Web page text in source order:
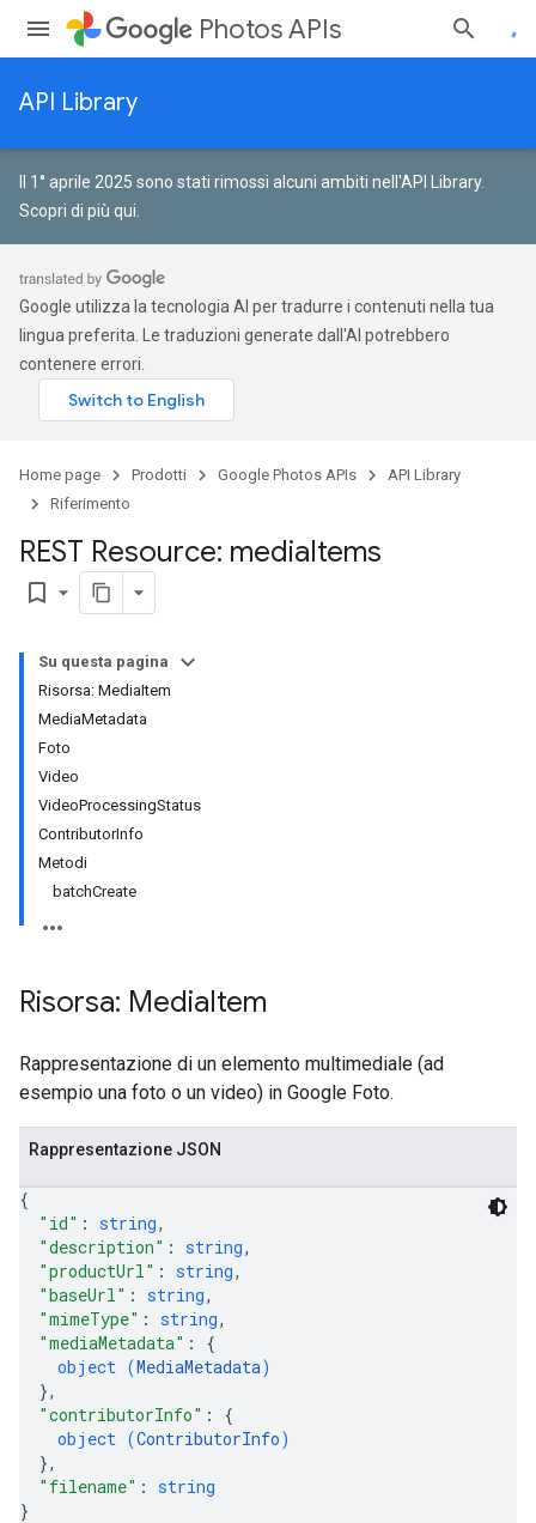
Photos APIs
API Library
Il 1° aprile 2025 sono stati rimossi alcuni ambiti nell'API Library.
Scopri di più qui
Google utilizza la tecnologia AI per tradurre i contenuti nella tua
lingua preferita. Le traduzioni generate dall'AI potrebbero
contenere errori.
Home page Prodotti Google Photos APIs
API Library
Riferimento
REST Resource: mediaItems
bookmark_border
Su questa pagina
Risorsa: MediaItem
MediaMetadata
Foto
Video
VideoProcessingStatus
ContributorInfo
Metodi
batchCreate
Risorsa: MediaItem
Rappresentazione di un elemento multimediale (ad
esempio una foto o un video) in Google Foto.
Rappresentazione JSON
{
"id" : string,
"description" : string,
"productUrl" : string,
"baseUrl" : string,
"mimeType" : string,
"mediaMetadata" : {
object (MediaMetadata)
},
"contributorInfo" : {
object (ContributorInfo)
},
"filename" : string
}